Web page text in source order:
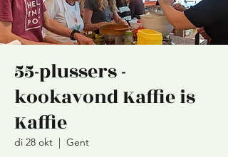
55-plussers -
kookavond Kaffie is
Kaffie
di 28 okt
  |
Gent